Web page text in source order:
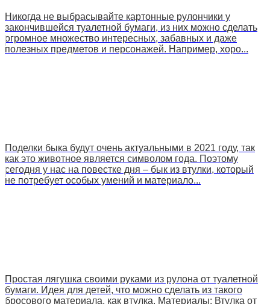
Никогда не выбрасывайте картонные рулончики у
закончившейся туалетной бумаги, из них можно сделать
огромное множество интересных, забавных и даже
полезных предметов и персонажей. Например, хоро...
Поделки быка будут очень актуальными в 2021 году, так
как это животное является символом года. Поэтому
сегодня у нас на повестке дня – бык из втулки, который
не потребует особых умений и материало...
Простая лягушка своими руками из рулона от туалетной
бумаги. Идея для детей, что можно сделать из такого
бросового материала, как втулка. Материалы: Втулка от